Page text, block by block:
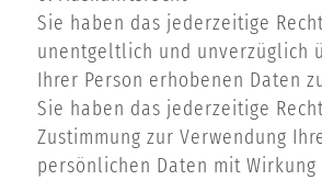
Sie haben das jederzeitige
unentgeltlich und unverzüglich
Ihrer Person erhobenen Daten
Sie haben das jederzeitige
Zustimmung zur Verwendung
persönlichen Daten mit